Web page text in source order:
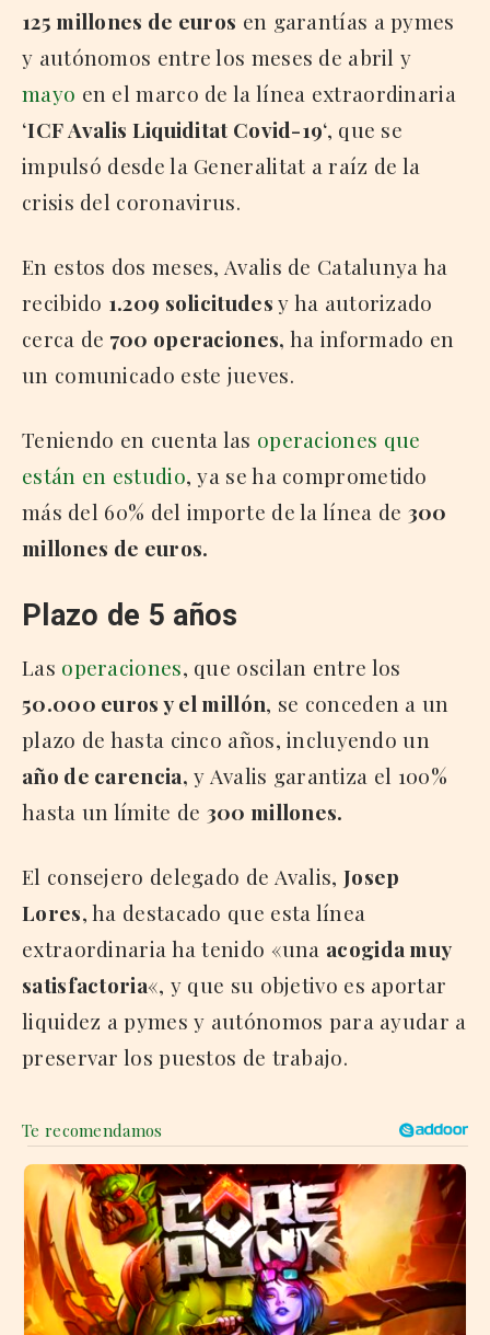
125 millones de euros en garantías a pymes
y autónomos entre los meses de abril y
mayo en el marco de la línea extraordinaria
‘ICF Avalis Liquiditat Covid-19‘, que se
impulsó desde la Generalitat a raíz de la
crisis del coronavirus.
En estos dos meses, Avalis de Catalunya ha
recibido 1.209 solicitudesy ha autorizado
cerca de 700 operaciones, ha informado en
un comunicado este jueves.
Teniendo en cuenta las operaciones que
están en estudio, ya se ha comprometido
más del 60% del importe de la línea de 300
millones de euros.
Plazo de 5 años
Las operaciones, que oscilan entre los
50.000 euros y el millón, se conceden a un
plazo de hasta cinco años, incluyendo un
año de carencia, y Avalis garantiza el 100%
hasta un límite de 300 millones.
El consejero delegado de Avalis, Josep
Lores, ha destacado que esta línea
extraordinaria ha tenido «una acogida muy
satisfactoria«, y que su objetivo es aportar
liquidez a pymes y autónomos para ayudar a
preservar los puestos de trabajo.